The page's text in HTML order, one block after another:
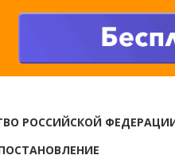
РОССИЙСКОЙ